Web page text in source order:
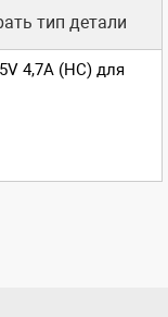
тип детали
4,7A (HC) для